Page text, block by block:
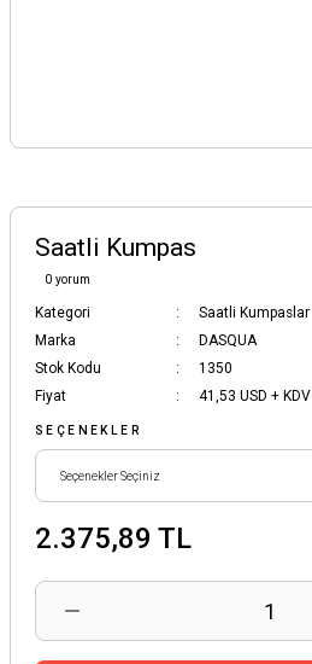
Saatli Kumpas
0 yorum
Kategori
Saatli Kumpaslar
Marka
DASQUA
Stok Kodu
1350
Fiyat
41,53 USD + KDV
SEÇENEKLER
2.375,89 TL